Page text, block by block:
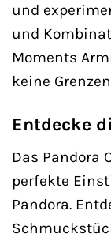
und
und
Moments
keine
Entdecke
Das Pandora
perfekte
Pandora.